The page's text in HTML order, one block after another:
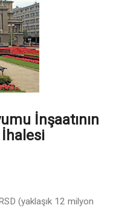
İnşaatının
(yaklaşık 12 milyon